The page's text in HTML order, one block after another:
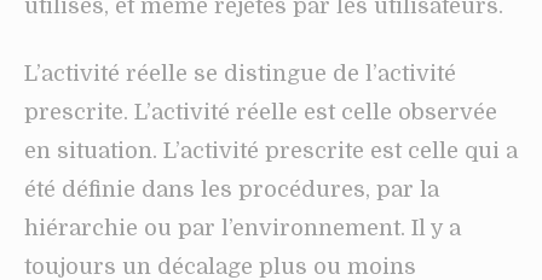
utilisés, et même rejetés par les utilisateurs.
L’activité réelle se distingue de l’activité
prescrite. L’activité réelle est celle observée
en situation. L’activité prescrite est celle qui a
été définie dans les procédures, par la
hiérarchie ou par l’environnement. Il y a
toujours un décalage plus ou moins